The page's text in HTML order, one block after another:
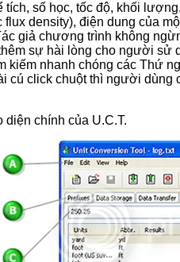
tích, số học, tốc độ, khối
density), điện dung của
giả chương trình không
sự hài lòng cho người
kiếm nhanh chóng các Thứ
cú click chuột thì người
chính của U.C.T.